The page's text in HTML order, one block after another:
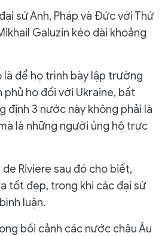
sứ Anh, Pháp và Đức với Thứ
Galuzin kéo dài khoảng
để họ trình bày lập trường
phủ họ đối với Ukraine, bất
định 3 nước này không phải là
là những người ủng hộ trực
Riviere sau đó cho biết,
tốt đẹp, trong khi các đại sứ
luận.
bối cảnh các nước châu Âu